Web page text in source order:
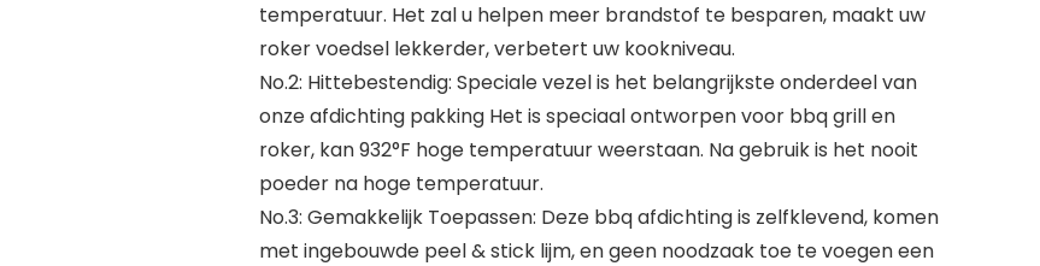
temperatuur. Het zal u helpen meer brandstof te besparen, maakt uw
roker voedsel lekkerder, verbetert uw kookniveau.
No.2: Hittebestendig: Speciale vezel is het belangrijkste onderdeel van
onze afdichting pakking Het is speciaal ontworpen voor bbq grill en
roker, kan 932°F hoge temperatuur weerstaan. Na gebruik is het nooit
poeder na hoge temperatuur.
No.3: Gemakkelijk Toepassen: Deze bbq afdichting is zelfklevend, komen
met ingebouwde peel & stick lijm, en geen noodzaak toe te voegen een